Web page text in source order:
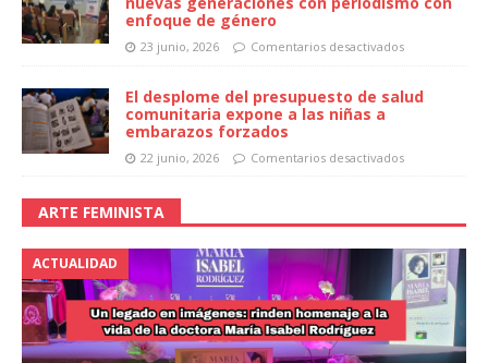
enfoque de género
23 junio, 2026 Comentarios desactivados
El desplome del presupuesto de salud
comunitaria expone a las niñas a
embarazos forzados
22 junio, 2026 Comentarios desactivados
ARTE FEMINISTA
ACTUALIDAD